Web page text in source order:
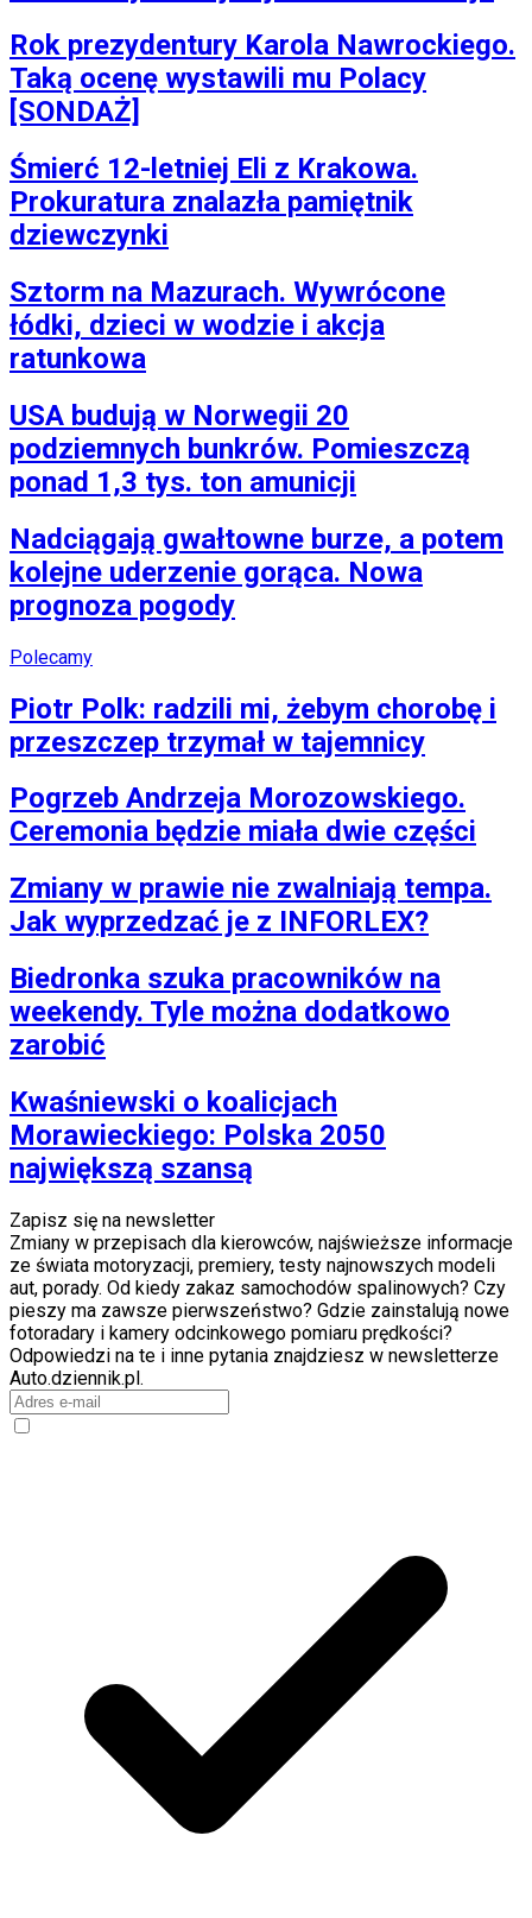
Rok prezydentury Karola Nawrockiego.
Taką ocenę wystawili mu Polacy
[SONDAŻ]
Śmierć 12-letniej Eli z Krakowa.
Prokuratura znalazła pamiętnik
dziewczynki
Sztorm na Mazurach. Wywrócone
łódki, dzieci w wodzie i akcja
ratunkowa
USA budują w Norwegii 20
podziemnych bunkrów. Pomieszczą
ponad 1,3 tys. ton amunicji
Nadciągają gwałtowne burze, a potem
kolejne uderzenie gorąca. Nowa
prognoza pogody
Polecamy
Piotr Polk: radzili mi, żebym chorobę i
przeszczep trzymał w tajemnicy
Pogrzeb Andrzeja Morozowskiego.
Ceremonia będzie miała dwie części
Zmiany w prawie nie zwalniają tempa.
Jak wyprzedzać je z INFORLEX?
Biedronka szuka pracowników na
weekendy. Tyle można dodatkowo
zarobić
Kwaśniewski o koalicjach
Morawieckiego: Polska 2050
największą szansą
Zapisz się na newsletter
Zmiany w przepisach dla kierowców, najświeższe informacje
ze świata motoryzacji, premiery, testy najnowszych modeli
aut, porady. Od kiedy zakaz samochodów spalinowych? Czy
pieszy ma zawsze pierwszeństwo? Gdzie zainstalują nowe
fotoradary i kamery odcinkowego pomiaru prędkości?
Odpowiedzi na te i inne pytania znajdziesz w newsletterze
Auto.dziennik.pl.